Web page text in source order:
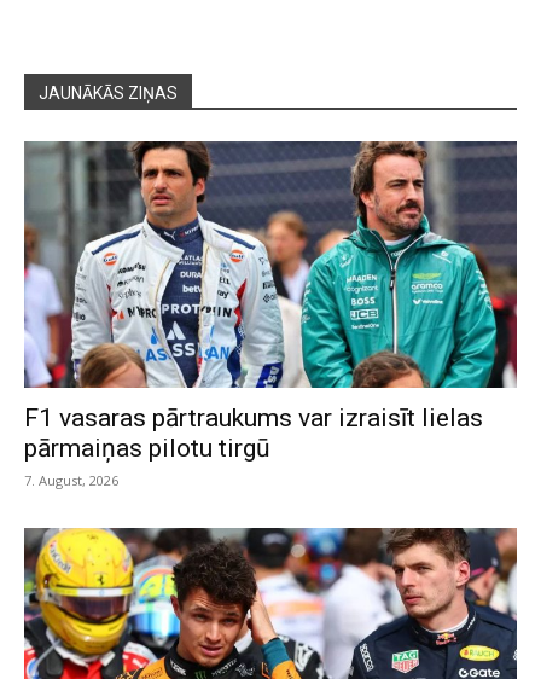
JAUNĀKĀS ZIŅAS
F1 vasaras pārtraukums var izraisīt lielas
pārmaiņas pilotu tirgū
7. August, 2026